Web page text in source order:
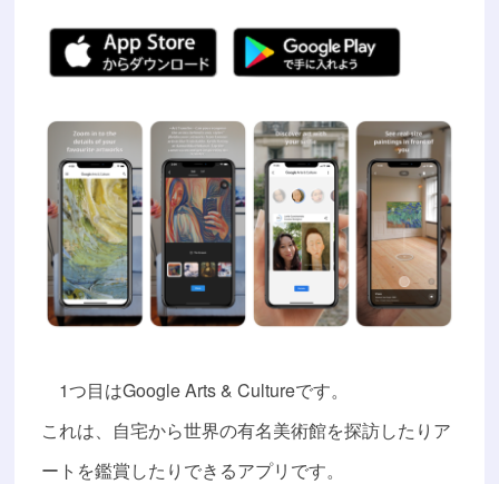
1つ目はGoogle Arts & Cultureです。
これは、自宅から世界の有名美術館を探訪したりア
ートを鑑賞したりできるアプリです。